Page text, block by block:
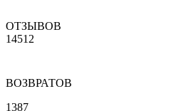
ОТЗЫВОВ
14512
ВОЗВРАТОВ
1387